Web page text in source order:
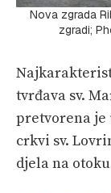
Nova zgrada
zgradi;
tvrđava sv.
pretvorena je
crkvi sv.
djela na